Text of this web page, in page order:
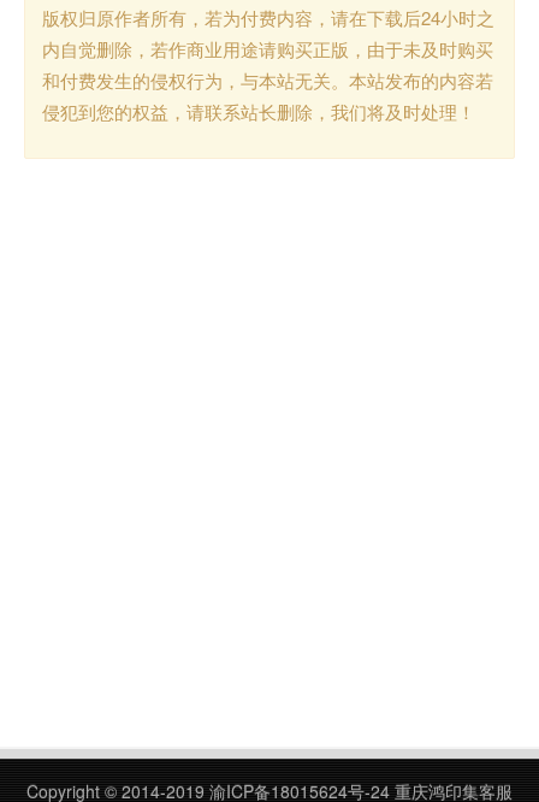
版权归原作者所有，若为付费内容，请在下载后24小时之
内自觉删除，若作商业用途请购买正版，由于未及时购买
和付费发生的侵权行为，与本站无关。本站发布的内容若
侵犯到您的权益，请联系站长删除，我们将及时处理！
Copyright © 2014-2019 渝ICP备18015624号-24 重庆鸿印集客服